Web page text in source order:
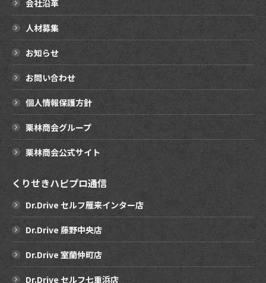
会社沿革
人材募集
お知らせ
お問い合わせ
個人情報保護方針
栗林商会グループ
栗林商会公式サイト
くりせきハピプロ通信
Dr.Drive セルフ雁来インター店
Dr.Drive 藤野中央店
Dr.Drive 室蘭仲町店
Dr.Drive セルフ七重浜店